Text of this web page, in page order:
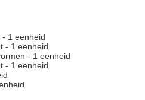
- 1 eenheid
- 1 eenheid
- 1 eenheid
- 1 eenheid